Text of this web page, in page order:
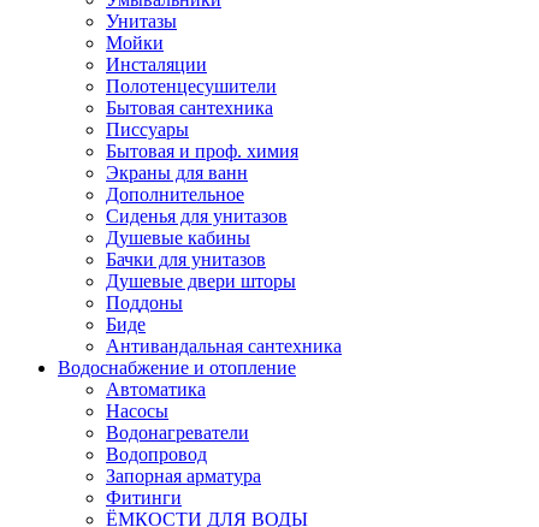
Унитазы
Мойки
Инсталяции
Полотенцесушители
Бытовая сантехника
Писсуары
Бытовая и проф. химия
Экраны для ванн
Дополнительное
Сиденья для унитазов
Душевые кабины
Бачки для унитазов
Душевые двери шторы
Поддоны
Биде
Антивандальная сантехника
Водоснабжение и отопление
Автоматика
Насосы
Водонагреватели
Водопровод
Запорная арматура
Фитинги
ЁМКОСТИ ДЛЯ ВОДЫ